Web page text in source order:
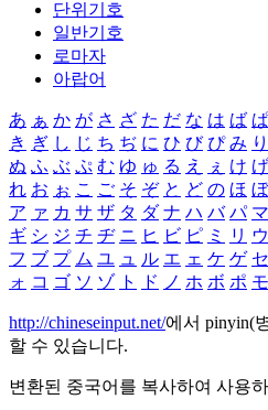
단위기호
일반기호
로마자
아랍어
あ ぁ か が さ ざ た だ な は ば ぱ
き ぎ し じ ち ぢ に ひ び ぴ み り
ぬ ふ ぶ ぷ む ゆ ゅ る え ぇ け げ
れ お ぉ こ ご そ ぞ と ど の ほ ぼ
ア ァ カ サ ザ タ ダ ナ ハ バ パ マ
ギ シ ジ チ ヂ ニ ヒ ビ ピ ミ リ ウ
フ ブ プ ム ユ ュ ル エ ェ ケ ゲ セ
ォ コ ゴ ソ ゾ ト ド ノ ホ ボ ポ モ
http://chineseinput.net/에서 pinyin(
할 수 있습니다.
변환된 중국어를 복사하여 사용